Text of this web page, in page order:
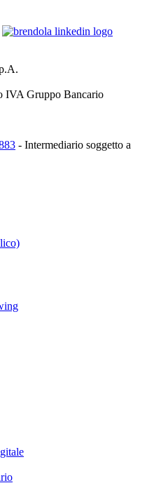
IVA Gruppo Bancario
- Intermediario soggetto a